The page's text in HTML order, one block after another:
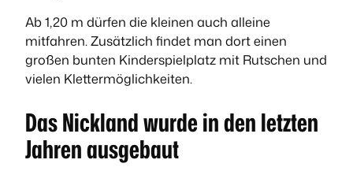
Ab 1,20 m dürfen die kleinen auch alleine
mitfahren. Zusätzlich findet man dort einen
großen bunten Kinderspielplatz mit Rutschen und
vielen Klettermöglichkeiten.
Das Nickland wurde in den letzten
Jahren ausgebaut